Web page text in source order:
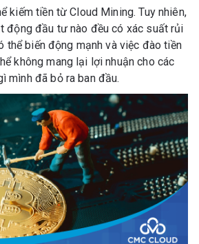
kiếm tiền từ Cloud Mining. Tuy nhiên,
động đầu tư nào đều có xác suất rủi
thể biến động mạnh và việc đào tiền
không mang lại lợi nhuận cho các
mình đã bỏ ra ban đầu.